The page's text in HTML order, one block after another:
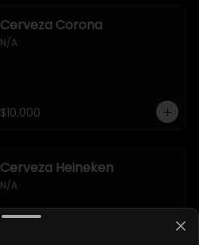
Cerveza Corona
N/A
$10.000
Cerveza Heineken
N/A